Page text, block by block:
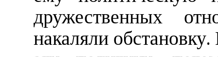
дружественных
накаляли